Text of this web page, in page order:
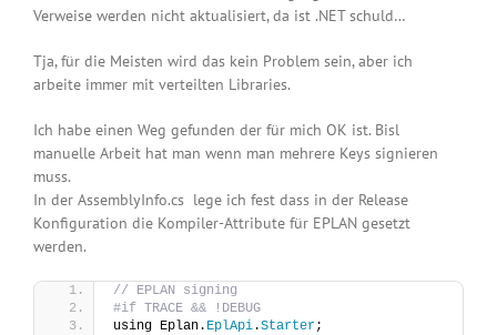
Verweise werden nicht aktualisiert, da ist .NET schuld…
Tja, für die Meisten wird das kein Problem sein, aber ich
arbeite immer mit verteilten Libraries.
Ich habe einen Weg gefunden der für mich OK ist. Bisl
manuelle Arbeit hat man wenn man mehrere Keys signieren
muss.
In der AssemblyInfo.cs lege ich fest dass in der Release
Konfiguration die Kompiler-Attribute für EPLAN gesetzt
werden.
// EPLAN signing
#if TRACE && !DEBUG
using Eplan. EplApi.Starter;